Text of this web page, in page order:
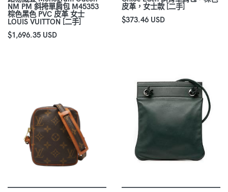
NM PM 斜挎單肩包 M45353
棕色黑色 PVC 皮革 女士
LOUIS VUITTON [二手]
$1,696.35 USD
皮革，女士款 [二手]
$373.46 USD